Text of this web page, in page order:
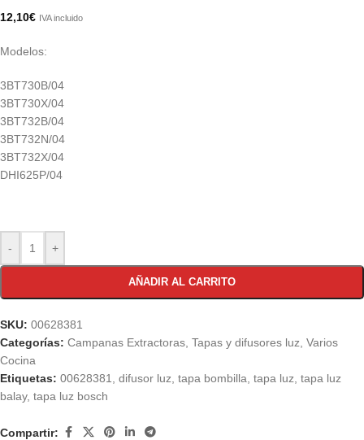
12,10€ IVA incluido
Modelos:
3BT730B/04
3BT730X/04
3BT732B/04
3BT732N/04
3BT732X/04
DHI625P/04
- +
AÑADIR AL CARRITO
SKU: 00628381
Categorías: Campanas Extractoras, Tapas y difusores luz, Varios
Cocina
Etiquetas: 00628381, difusor luz, tapa bombilla, tapa luz, tapa luz
balay, tapa luz bosch
Compartir: